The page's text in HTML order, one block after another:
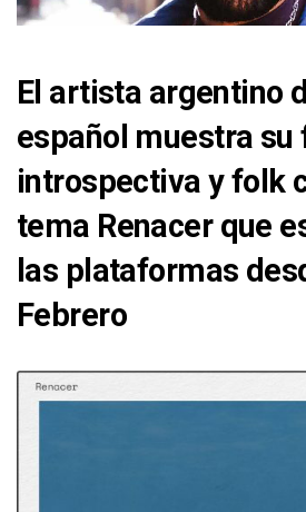
El artista argentino
español muestra su
introspectiva y folk
tema Renacer que
las plataformas
Febrero